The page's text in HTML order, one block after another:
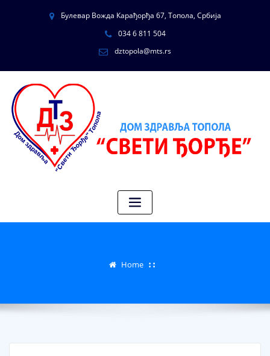
Булевар Вожда Карађорђа 67, Топола, Србија
034 6 811 504
dztopola@mts.rs
Home